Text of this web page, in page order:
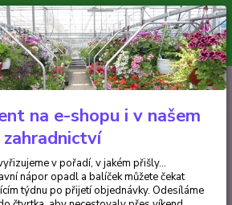
pro odeslání z e-shopu je 300 Kč.
objednávek opadl a balíček můžete čekat
týdnu po přijetí objednávky. Objednávky
v pořadí, v jakém přišly...
CZK
Hledat
0ks
za0 Kč
na e-shopu i v našem
zahradnictví
v pořadí, v jakém přišly...
nápor opadl a balíček můžete čekat
týdnu po přijetí objednávky. Odesíláme